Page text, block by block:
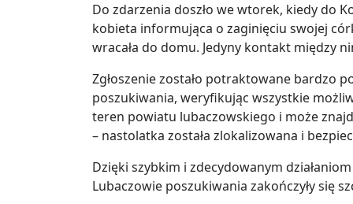
Do zdarzenia doszło we wtorek, kiedy do
kobieta informująca o zaginięciu swojej
wracała do domu. Jedyny kontakt między
Zgłoszenie zostało potraktowane bardzo
poszukiwania, weryfikując wszystkie
teren powiatu lubaczowskiego i może
– nastolatka została zlokalizowana i
Dzięki szybkim i zdecydowanym
Lubaczowie poszukiwania zakończyły się